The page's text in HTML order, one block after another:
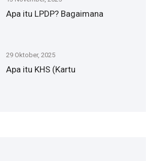
Apa itu LPDP? Bagaimana
29 Oktober, 2025
Apa itu KHS (Kartu